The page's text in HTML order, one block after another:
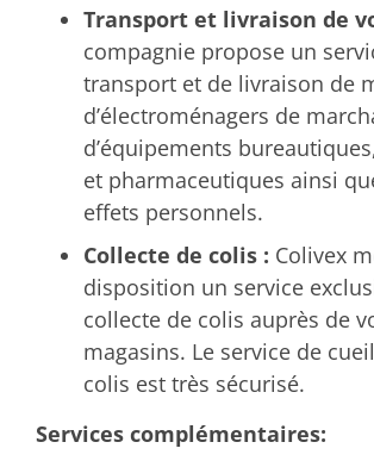
Transport et livraison de
compagnie propose un
transport et de livraison de
d’électroménagers de
d’équipements
et pharmaceutiques ainsi
effets personnels.
Collecte de colis : Colivex
disposition un service
collecte de colis auprès de
magasins. Le service de
colis est très sécurisé.
Services complémentaires: